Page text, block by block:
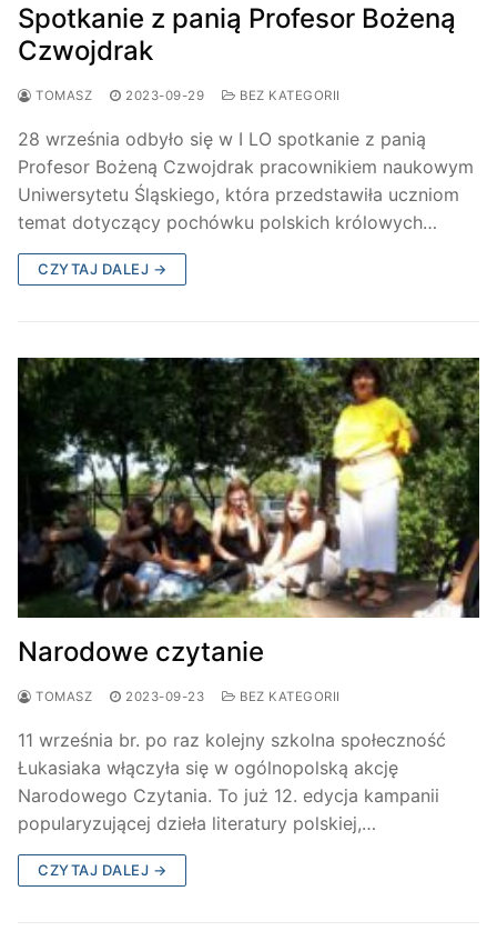
Spotkanie z panią Profesor Bożeną
Czwojdrak
TOMASZ 2023-09-29 BEZ KATEGORII
28 września odbyło się w I LO spotkanie z panią
Profesor Bożeną Czwojdrak pracownikiem naukowym
Uniwersytetu Śląskiego, która przedstawiła uczniom
temat dotyczący pochówku polskich królowych…
CZYTAJ DALEJ →
Narodowe czytanie
TOMASZ 2023-09-23 BEZ KATEGORII
11 września br. po raz kolejny szkolna społeczność
Łukasiaka włączyła się w ogólnopolską akcję
Narodowego Czytania. To już 12. edycja kampanii
popularyzującej dzieła literatury polskiej,…
CZYTAJ DALEJ →